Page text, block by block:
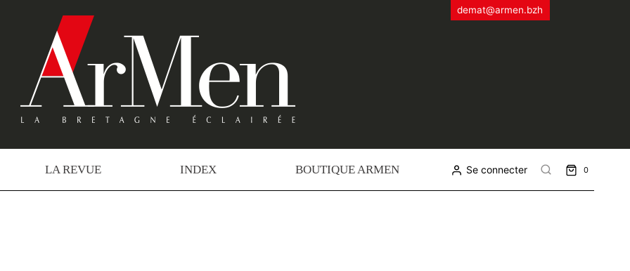
demat@armen.bzh
LA REVUE INDEX BOUTIQUE ARMEN Se connecter 0